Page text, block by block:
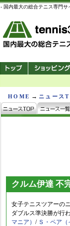
- 国内最大の総合テニス専門サ
HOME → ニュース
クルム伊達 不
女子テニスツアーの
ダブルス準決勝が行わ
マニア） / Ｓ・ペア（